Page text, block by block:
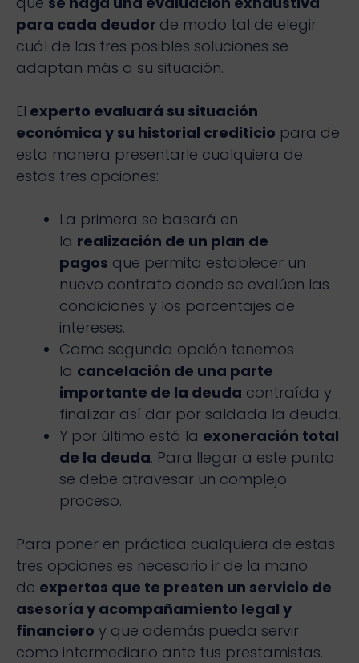
para cada deudor de modo tal de elegir
cuál de las tres posibles soluciones se
adaptan más a su situación.
El experto evaluará su situación
económica y su historial crediticio para de
esta manera presentarle cualquiera de
estas tres opciones:
La primera se basará en
la realización de un plan de
pagos que permita establecer un
nuevo contrato donde se evalúen las
condiciones y los porcentajes de
intereses.
Como segunda opción tenemos
la cancelación de una parte
importante de la deuda contraída y
finalizar así dar por saldada la deuda.
Y por último está la exoneración total
de la deuda. Para llegar a este punto
se debe atravesar un complejo
proceso.
Para poner en práctica cualquiera de estas
tres opciones es necesario ir de la mano
de expertos que te presten un servicio de
asesoría y acompañamiento legal y
financiero y que además pueda servir
como intermediario ante tus prestamistas.